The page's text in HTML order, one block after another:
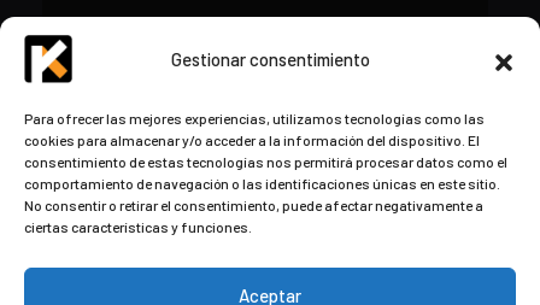
Gestionar consentimiento
Para ofrecer las mejores experiencias, utilizamos tecnologías como las
cookies para almacenar y/o acceder a la información del dispositivo. El
consentimiento de estas tecnologías nos permitirá procesar datos como el
comportamiento de navegación o las identificaciones únicas en este sitio.
No consentir o retirar el consentimiento, puede afectar negativamente a
ciertas características y funciones.
Aceptar
contacto@kds.cloud
www.kds.cloud
Plaza Libertad 8Entreplanta, Oficina
3,31004 Pamplona,